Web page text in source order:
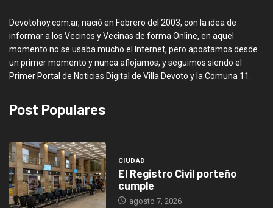
Devotohoy.com.ar, nació en Febrero del 2003, con la idea de
informar a los Vecinos y Vecinas de forma Online, en aquel
momento no se usaba mucho el Internet, pero apostamos desde
un primer momento y nunca aflojamos, y seguimos siendo el
Primer Portal de Noticias Digital de Villa Devoto y la Comuna 11.
Post Populares
CIUDAD
El Registro Civil porteño
cumple
agosto 7, 2026